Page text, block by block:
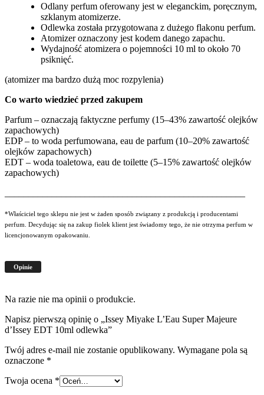
Odlany perfum oferowany jest w eleganckim, poręcznym,
szklanym atomizerze.
Odlewka została przygotowana z dużego flakonu perfum.
Atomizer oznaczony jest kodem danego zapachu.
Wydajność atomizera o pojemności 10 ml to około 70
psiknięć.
(atomizer ma bardzo dużą moc rozpylenia)
Co warto wiedzieć przed zakupem
Parfum – oznaczają faktyczne perfumy (15–43% zawartość olejków
zapachowych)
EDP – to woda perfumowana, eau de parfum (10–20% zawartość
olejków zapachowych)
EDT – woda toaletowa, eau de toilette (5–15% zawartość olejków
zapachowych)
*Właściciel tego sklepu nie jest w żaden sposób związany z produkcją i producentami
perfum. Decydując się na zakup fiolek klient jest świadomy tego, że nie otrzyma perfum w
licencjonowanym opakowaniu.
Opinie
Na razie nie ma opinii o produkcie.
Napisz pierwszą opinię o „Issey Miyake L’Eau Super Majeure
d’Issey EDT 10ml odlewka”
Twój adres e-mail nie zostanie opublikowany. Wymagane pola są
oznaczone *
Twoja ocena *